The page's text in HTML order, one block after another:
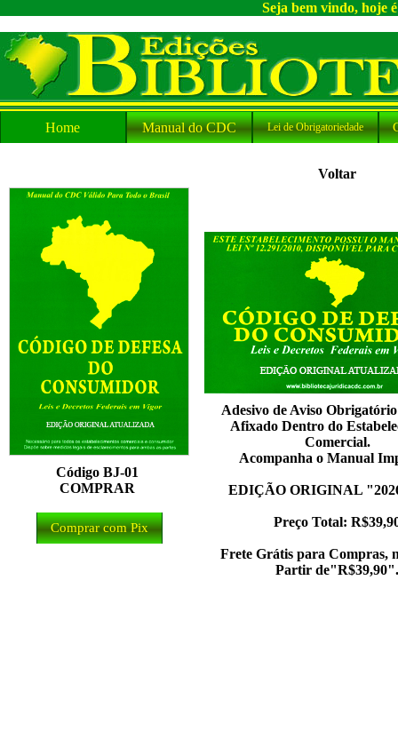
Seja bem vindo, hoje
Home Manual do CDC Lei de Obrigatoriedade
Voltar
Código BJ-01
COMPRAR
Comprar com Pix
Adesivo de Aviso
Afixado Dentro do
Comercial.
Acompanha o Manual
EDIÇÃO ORIGINAL
Preço Total:
Frete Grátis para Compras,
Partir